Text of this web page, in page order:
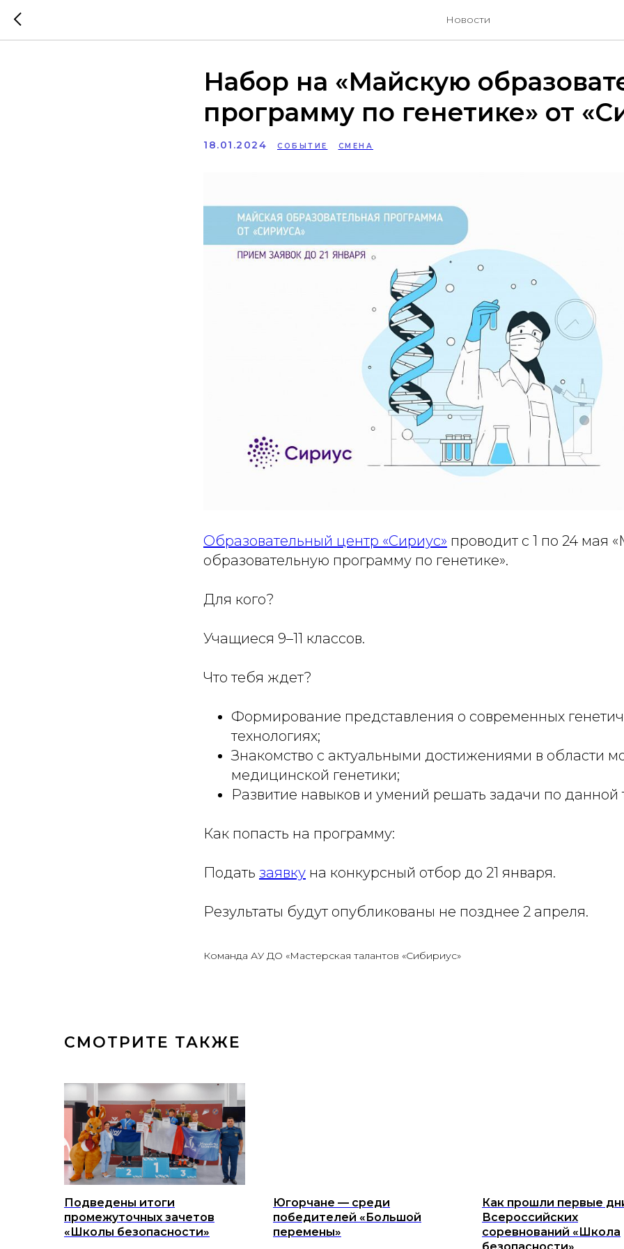
Новости
Набор на «Майскую
программу по генетике» от
18.01.2024 СОБЫТИЕ СМЕНА
Образовательный центр «Сириус» проводит с 1 по 24 мая
образовательную программу по генетике».
Для кого?
Учащиеся 9–11 классов.
Что тебя ждет?
Формирование представления о современных
технологиях;
Знакомство с актуальными достижениями в области
медицинской генетики;
Развитие навыков и умений решать задачи по данной
Как попасть на программу:
Подать заявку на конкурсный отбор до 21 января.
Результаты будут опубликованы не позднее 2 апреля.
Команда АУ ДО «Мастерская талантов «Сибириус»
СМОТРИТЕ ТАКЖЕ
Подведены итоги
промежуточных зачетов
«Школы безопасности»
Югорчане — среди
победителей «Большой
перемены»
Как прошли первые
Всероссийских
соревнований «Школа
безопасности»